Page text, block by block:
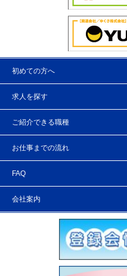
初めての方へ
求人を探す
ご紹介できる職種
お仕事までの流れ
FAQ
会社案内